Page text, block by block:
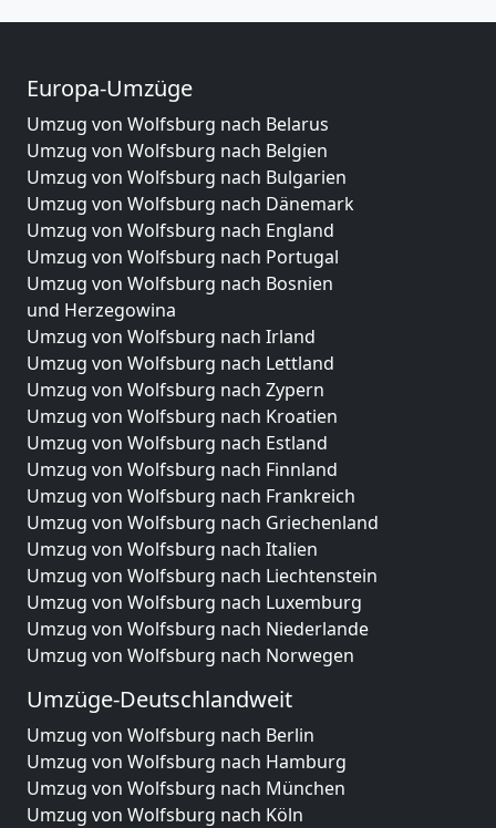
Europa-Umzüge
Umzug von Wolfsburg nach Belarus
Umzug von Wolfsburg nach Belgien
Umzug von Wolfsburg nach Bulgarien
Umzug von Wolfsburg nach Dänemark
Umzug von Wolfsburg nach England
Umzug von Wolfsburg nach Portugal
Umzug von Wolfsburg nach Bosnien
und Herzegowina
Umzug von Wolfsburg nach Irland
Umzug von Wolfsburg nach Lettland
Umzug von Wolfsburg nach Zypern
Umzug von Wolfsburg nach Kroatien
Umzug von Wolfsburg nach Estland
Umzug von Wolfsburg nach Finnland
Umzug von Wolfsburg nach Frankreich
Umzug von Wolfsburg nach Griechenland
Umzug von Wolfsburg nach Italien
Umzug von Wolfsburg nach Liechtenstein
Umzug von Wolfsburg nach Luxemburg
Umzug von Wolfsburg nach Niederlande
Umzug von Wolfsburg nach Norwegen
Umzüge-Deutschlandweit
Umzug von Wolfsburg nach Berlin
Umzug von Wolfsburg nach Hamburg
Umzug von Wolfsburg nach München
Umzug von Wolfsburg nach Köln